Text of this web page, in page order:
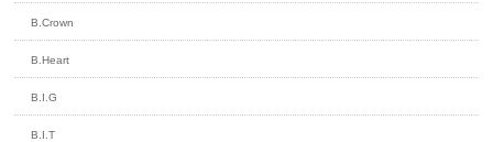
B.Crown
B.Heart
B.I.G
B.I.T